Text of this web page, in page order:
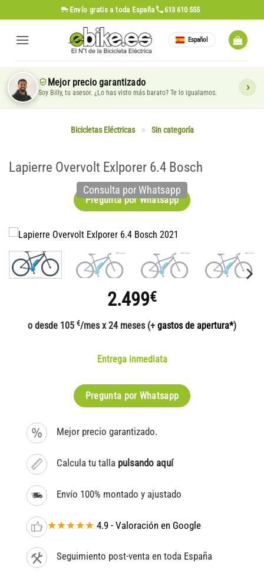
al
contenido
Envío gratis a toda España 613 610 555
Español
Mejor precio garantizado
Soy Billy, tu asesor. ¿Lo has visto más barato? Te lo igualamos.
Bicicletas Eléctricas > Sin categoría
Lapierre Overvolt Exlporer 6.4 Bosch
Pregunta por Whatsapp
Consulta por Whatsapp
2.499€
o desde 105 €/mes x 24 meses (+ gastos de apertura*)
Entrega inmediata
Pregunta por Whatsapp
Mejor precio garantizado.
Calcula tu talla pulsando aquí
Envío 100% montado y ajustado
★★★★★ 4.9 - Valoración en Google
Seguimiento post-venta en toda España